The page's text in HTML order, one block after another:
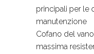
principali per le
manutenzione
Cofano del
massima